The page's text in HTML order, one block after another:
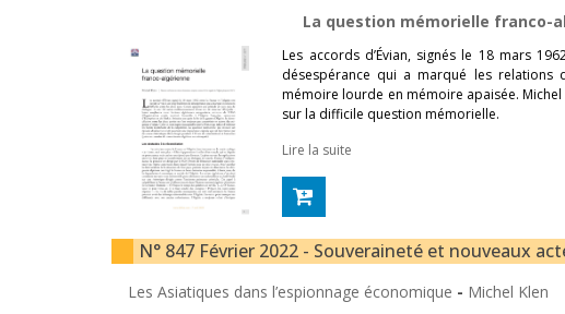
La question mémorielle franco-
Les accords d’Évian, signés le 18 mars
désespérance qui a marqué les relations
mémoire lourde en mémoire apaisée.
sur la difficile question mémorielle.
Lire la suite
N° 847 Février 2022 - Souveraineté et nouveaux
Les Asiatiques dans l’espionnage économique - Michel Klen